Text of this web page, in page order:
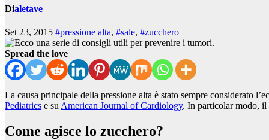
Dialetave
Set 23, 2015 #pressione alta, #sale, #zucchero
Spread the love
La causa principale della pressione alta è stato sempre considerato
Pediatrics e suAmerican Journal of Cardiology. In particolar modo, il
Come agisce lo zucchero?